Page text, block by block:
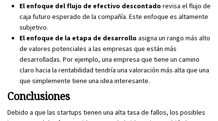
El enfoque del flujo de efectivo descontado revisa el flujo de
caja futuro esperado de la compañía. Este enfoque es altamente
subjetivo.
El enfoque de la etapa de desarrollo asigna un rango más alto
de valores potenciales a las empresas que están más
desarrolladas. Por ejemplo, una empresa que tiene un camino
claro hacia la rentabilidad tendría una valoración más alta que una
que simplemente tiene una idea interesante.
Conclusiones
Debido a que las startups tienen una alta tasa de fallos, los posibles